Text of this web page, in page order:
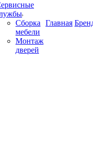
Сборка
мебели
Монтаж
дверей
Главная